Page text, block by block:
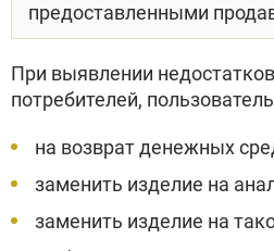
предоставленными
При выявлении
потребителей,
на возврат денежных
заменить изделие на
заменить изделие на